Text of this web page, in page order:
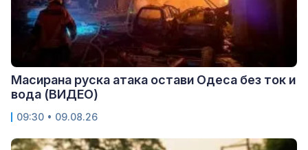
Масирана руска атака остави Одеса без ток и
вода (ВИДЕО)
09:30 • 09.08.26